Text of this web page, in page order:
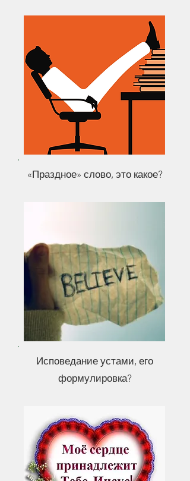
«Праздное» слово, это какое?
Исповедание устами, его
формулировка?